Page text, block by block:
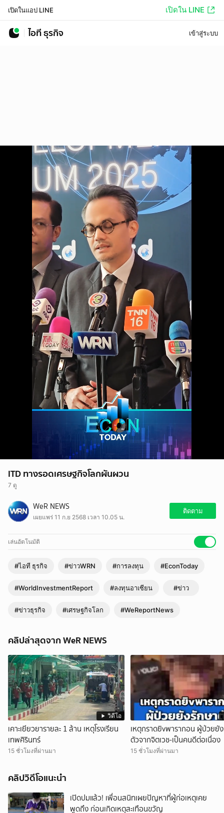
เปิดในแอป LINE เปิดใน LINE
ไอที ธุรกิจ เข้าสู่ระบบ
ITD ทางรอดเศรษฐกิจโลกผันผวน
7 ดู
WeR NEWS
เผยแพร่ 11 ก.ย 2568 เวลา 10.05 น.
ติดตาม
เล่นอัตโนมัติ
#ไอที ธุรกิจ #ข่าวWRN #การลงทุน #EconToday
#WorldInvestmentReport #ลงทุนอาเซียน #ข่าว
#ข่าวธุรกิจ #เศรษฐกิจโลก #WeReportNews
คลิปล่าสุดจาก WeR NEWS
วิดีโอ
เคาะเยียวยารายละ 1 ล้าน เหตุโรงเรียน
เทพศิรินทร์
15 ชั่วโมงที่ผ่านมา
เหตุกราดยิvพารากอน ผู้ป่วยยั
ตัวจากจิตเวช-เป็นคนดีต่อเนื่อง
15 ชั่วโมงที่ผ่านมา
คลิปวิดีโอแนะนำ
เปิดปมแล้ว! เพื่อนสนิทเผยปัญหาที่ผู้ก่อเหตุเคย
พูดถึง ก่อนเกิดเหตุสะเทือนขวัญ